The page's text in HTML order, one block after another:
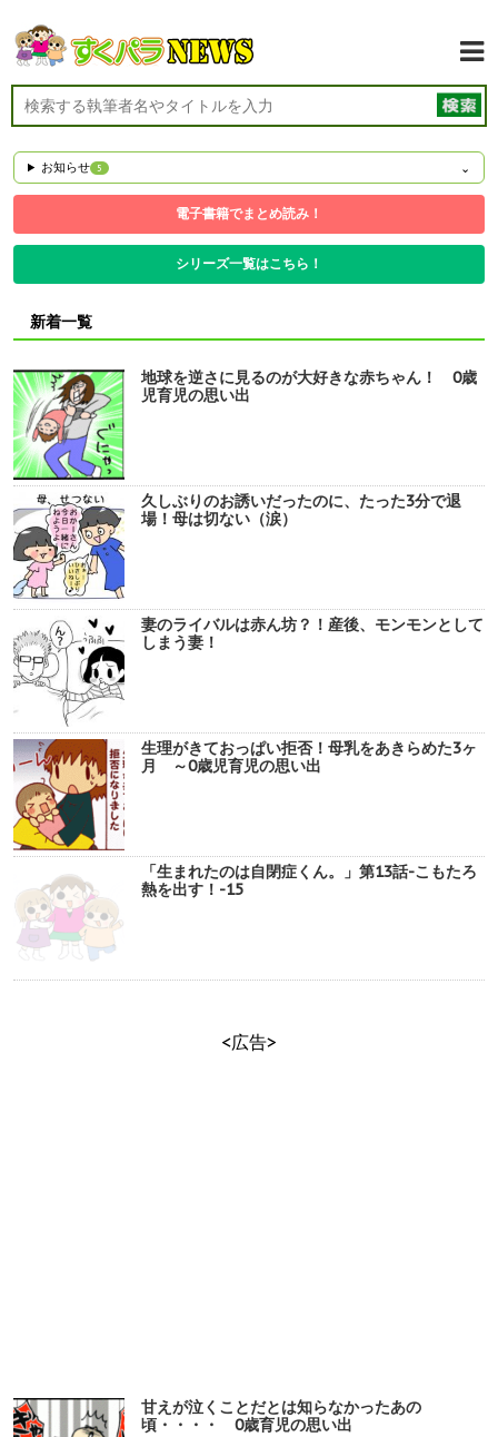
お知らせ 5
電子書籍でまとめ読み！
シリーズ一覧はこちら！
新着一覧
地球を逆さに見るのが大好きな赤ちゃん！ 0歳
児育児の思い出
久しぶりのお誘いだったのに、たった3分で退
場！母は切ない（涙）
妻のライバルは赤ん坊？！産後、モンモンとして
しまう妻！
生理がきておっぱい拒否！母乳をあきらめた3ヶ
月 ～0歳児育児の思い出
「生まれたのは自閉症くん。」第13話-こもたろ
熱を出す！-15
<広告>
甘えが泣くことだとは知らなかったあの
頃・・・・ 0歳育児の思い出